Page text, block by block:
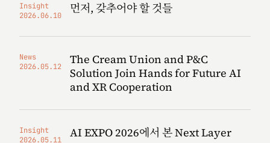
Insight
2026.06.10
먼저, 갖추어야 할 것들
News
2026.05.12
The Cream Union and P&C
Solution Join Hands for Future AI
and XR Cooperation
Insight
2026.05.11
AI EXPO 2026에서 본 Next Layer